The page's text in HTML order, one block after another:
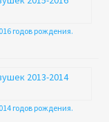
годов рождения.
годов рождения.